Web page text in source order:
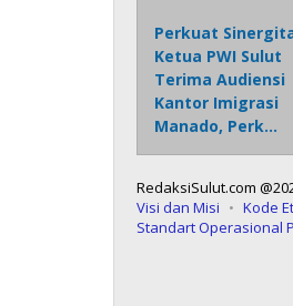
Perkuat
Ketua PWI Sulut
Terima Audiensi
Kantor Imigrasi
Manado, Perk…
RedaksiSulut.com
Visi dan Misi
Kode
Standart Operasional